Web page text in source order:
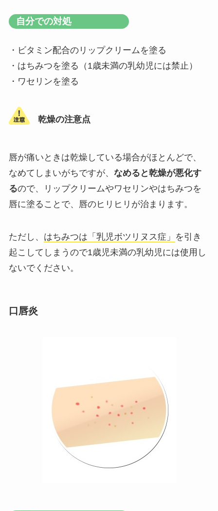
自分での対処
・ビタミン配合のリップクリームを塗る
・はちみつを塗る（1歳未満の乳幼児には禁止）
・ワセリンを塗る
乾燥の注意点
唇が痛いときは乾燥している場合がほとんどで、
なめてしまいがちですが、 なめると乾燥が悪化す
るので、リップクリームやワセリンやはちみつを
唇に塗ることで、唇のヒリヒリが治まります。
ただし、 はちみつは「乳児ボツリヌス症」 を引き
起こしてしまうので1歳児未満の乳幼児には使用し
ないでください。
口唇炎